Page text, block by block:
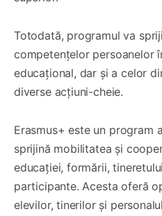
Totodată, programul va
competențelor persoanelor
educațional, dar și a celor
diverse acțiuni-cheie.
Erasmus+ este un program
sprijină mobilitatea și
educației, formării,
participante. Acesta oferă
elevilor, tinerilor și